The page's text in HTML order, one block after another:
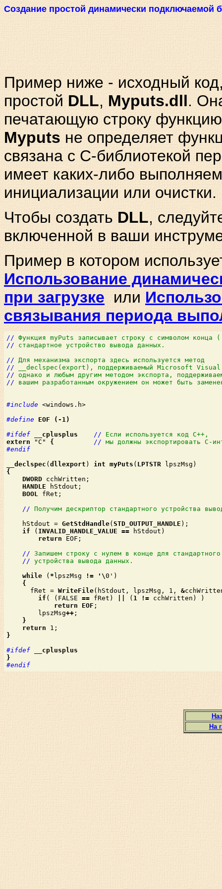
Создание простой динамически подключаемой
Пример ниже - исходный
простойDLL,Myputs.dll.
печатающую строку
Myputsне определяет
связана с С-библиотекой
имеет каких-либо
инициализации или очистки.
Чтобы создатьDLL,
включенной в ваши
Пример в котором
Использование
при загрузкеили
связывания периода
// Функция myPuts записывает строку с символом
//
стандартное устройство вывода данных.
// Для механизма экспорта здесь используется метод
//
__declspec(export), поддерживаемый Microsoft
// однако и любым другим методом экспорта,
//
вашим разработанным окружением он может быть
#include <windows.h>
#define EOF
(-1)
#ifdef
__cplusplus //
Если используется код C++,
extern "C" { // мы должны экспортировать C-
#endif
__declspec ( dllexport ) int myPuts ( LPTSTR
{
DWORD cchWritten;
HANDLE hStdout;
BOOL fRet;
// Получим дескриптор стандартного устройства
    hStdout =
GetStdHandle( STD_OUTPUT_HANDLE );
if ( INVALID_HANDLE_VALUE == hStdout)
return EOF;
// Запишем строку с нулем в конце для стандартного
// устройства вывода данных.
while ( * lpszMsg != '\0')
      fRet =
WriteFile(hStdout, lpszMsg, 1, &
if ( (FALSE == fRet) ( 1 != cchWritten) )
return
EOF ;
        lpszMsg
++ ;
}
    return
1;
#ifdef
__cplusplus
#endif
На